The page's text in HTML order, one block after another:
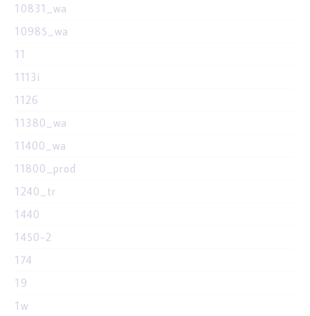
10831_wa
10985_wa
11
1113i
1126
11380_wa
11400_wa
11800_prod
1240_tr
1440
1450-2
174
19
1w